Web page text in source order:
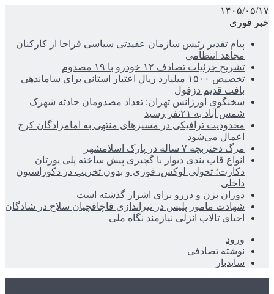
۱۴۰۵/۰۵/۱۷
خبر فوری
پیام تقدیر رئیس سازمان عقیدتی سیاسی فراجا از کارکنان
مجاهد انتظامی
تشریح جزئیات تصادف ۱۲ خودرو با ۱۹ مصدوم
تخصیص ۱۵۰۰ میلیارد ریال اعتبار استانی برای ساماندهی
بافت قدیم دزفول
سخنگوی اورژانس تهران: تعداد مصدومان حادثه شهرک
شمس آباد به ۲۱نفر رسید
محدودیت ترافیکی در مسیرهای منتهی به امامزادگان کرج
اعمال می‌شود
مرگ دختربچه ۷ ساله در پارک اسلامشهر
انواع قاب بندی دیوار با گچبری پیش ساخته پلی یورتان
دکارت؛ تحولی لوکس، فوری و بدون تخریب در دکوراسیون
داخلی
دوران بزن و دررو برای اشرار گذشته است
شهادت مامور پلیس در تیراندازی قاچاقچیان سلاح در شادگان
احیای تالاب انزلی نیازمند نگاه ملی
ورود
نوشته تصادفی
سایدبار